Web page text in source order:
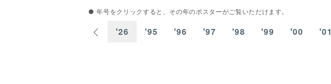
● 年号をクリックすると、その年のポスターがご覧いただけます。
'25 '26 '95 '96 '97 '98 '99 '00 '01